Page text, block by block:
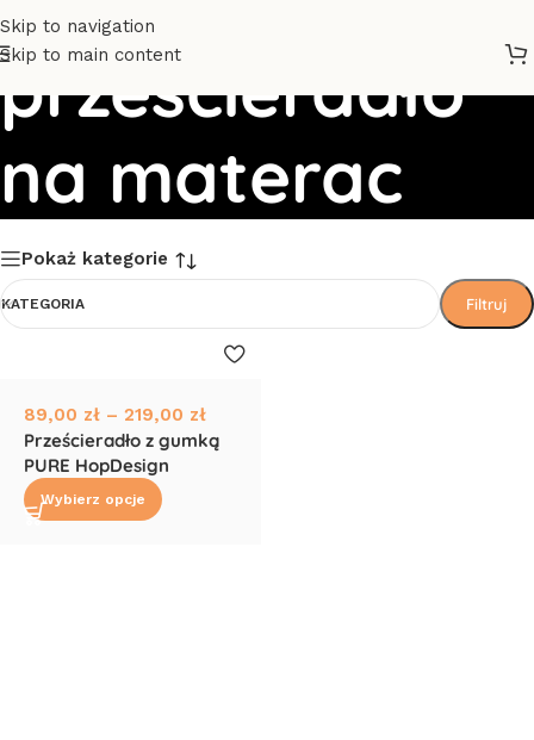
Skip to navigation
Skip to main content
prześcieradło
na materac
Pokaż kategorie
KATEGORIA Filtruj
89,00 zł – 219,00 zł
Prześcieradło z gumką
PURE HopDesign
Wybierz opcje